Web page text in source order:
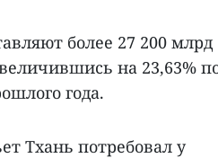
более 27 200 млрд
на 23,63%
года.
Тхань потребовал у